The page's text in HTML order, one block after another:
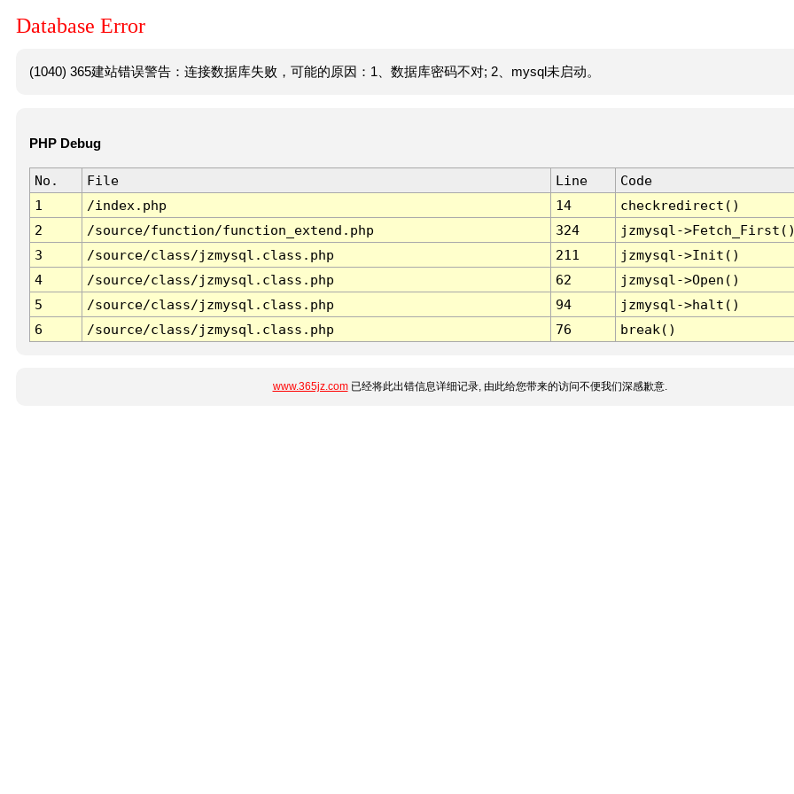
Database Error
(1040) 365建站错误警告：连接数据库失败，可能的原因：1、数据库密码不对; 2、mysql未启动。
PHP Debug
No. File Line
Code
1
/index.php 14
checkredirect()
2
/source/function/function_extend.php 324
jzmysql-
3
/source/class/jzmysql.class.php 211
jzmysql->Init()
4
/source/class/jzmysql.class.php 62
jzmysql->Open()
5
/source/class/jzmysql.class.php 94
jzmysql->halt()
6
/source/class/jzmysql.class.php 76 break()
www.365jz.com已经将此出错信息详细记录, 由此给您带来的访问不便我们深感歉意.